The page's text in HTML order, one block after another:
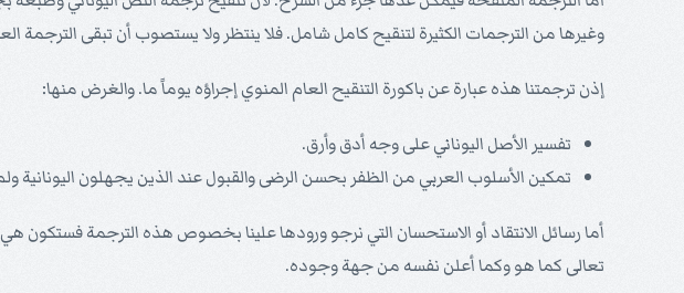
وغيرها من الترجمات الكثيرة لتنقيح كامل شامل. فلا ينتظر ولا يستصوب أن تبقى الترجمة
إذن ترجمتنا هذه عبارة عن باكورة التنقيح العام المنوي إجراؤه يوماً ما. والغرض منها:
تفسير الأصل اليوناني على وجه أدق وأرق.
تمكين الأسلوب العربي من الظفر بحسن الرضى والقبول عند الذين يجهلون اليونانية
أما رسائل الانتقاد أو الاستحسان التي نرجو ورودها علينا بخصوص هذه الترجمة فستكون
تعالى كما هو وكما أعلن نفسه من جهة وجوده.